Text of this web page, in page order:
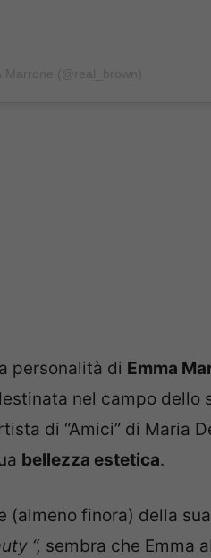
personalità di Emma
nel campo dello
di “Amici” di Maria
bellezza estetica.
(almeno finora) della
“, sembra che Emma